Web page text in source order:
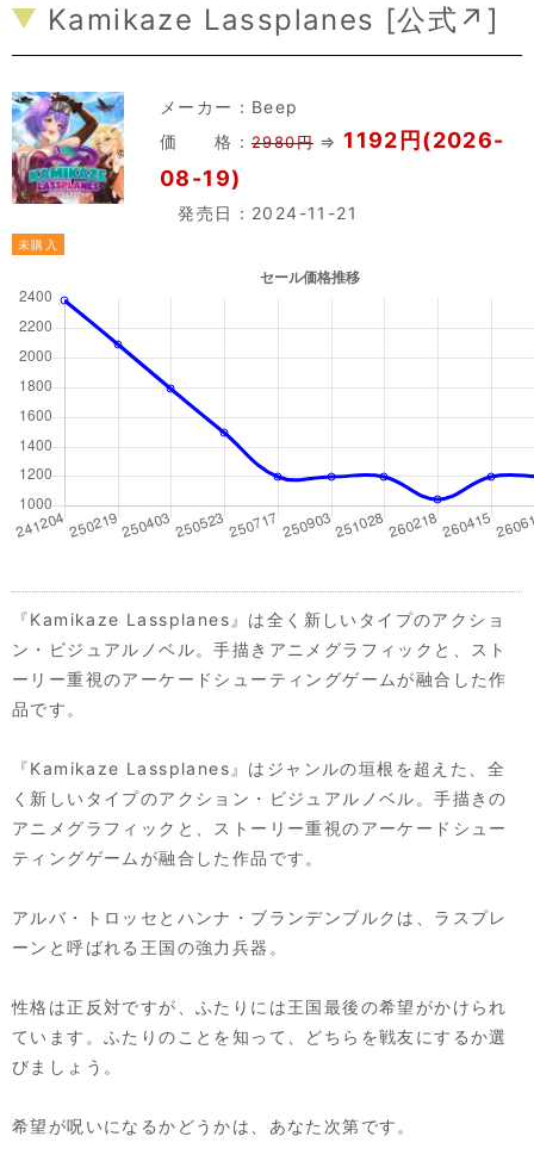
Kamikaze Lassplanes [公式↗ ]
メーカー： Beep
価 格： 2980円 ⇒ 1192円(2026-
08-19)
発売日：2024-11-21
未購入
『Kamikaze Lassplanes』は全く新しいタイプのアクショ
ン・ビジュアルノベル。手描きアニメグラフィックと、スト
ーリー重視のアーケードシューティングゲームが融合した作
品です。
『Kamikaze Lassplanes』はジャンルの垣根を超えた、全
く新しいタイプのアクション・ビジュアルノベル。手描きの
アニメグラフィックと、ストーリー重視のアーケードシュー
ティングゲームが融合した作品です。
アルバ・トロッセとハンナ・ブランデンブルクは、ラスプレ
ーンと呼ばれる王国の強力兵器。
性格は正反対ですが、ふたりには王国最後の希望がかけられ
ています。ふたりのことを知って、どちらを戦友にするか選
びましょう。
希望が呪いになるかどうかは、あなた次第です。